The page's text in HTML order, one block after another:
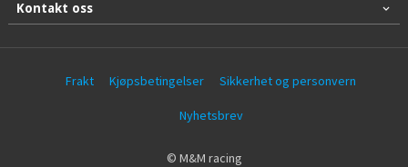
Kontakt oss
Frakt Kjøpsbetingelser Sikkerhet og personvern
Nyhetsbrev
© M&M racing